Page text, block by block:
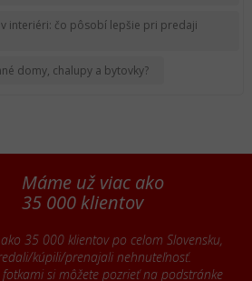
v interiéri: čo pôsobí lepšie pri predaji
domy, chalupy a bytovky?
Máme už viac ako
35 000 klientov
35 000 klientov po celom Slovensku,
kúpili/prenajali nehnuteľnosť.
si môžete pozrieť na podstránke